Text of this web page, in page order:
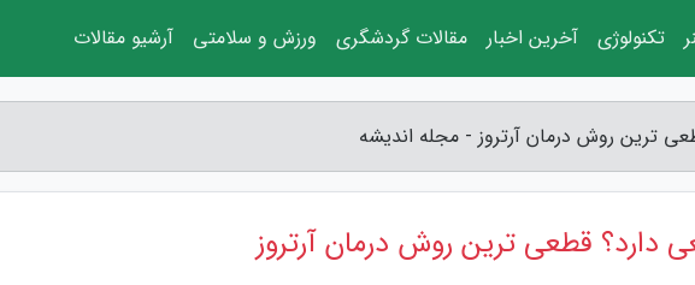
ترین روش درمان آرتروز - مجله اندیشه
دارد؟ قطعی ترین روش درمان آرتروز
تکنولوژی آخرین اخبار مقالات گردشگری ورزش و سلامتی آرشیو مقالات